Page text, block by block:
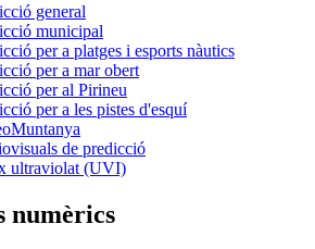
general
municipal
per a platges i esports nàutics
per a mar obert
per al Pirineu
per a les pistes d'esquí
de predicció
ultraviolat (UVI)
numèrics